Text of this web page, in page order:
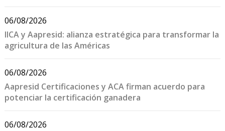
06/08/2026
IICA y Aapresid: alianza estratégica para transformar la
agricultura de las Américas
06/08/2026
Aapresid Certificaciones y ACA firman acuerdo para
potenciar la certificación ganadera
06/08/2026